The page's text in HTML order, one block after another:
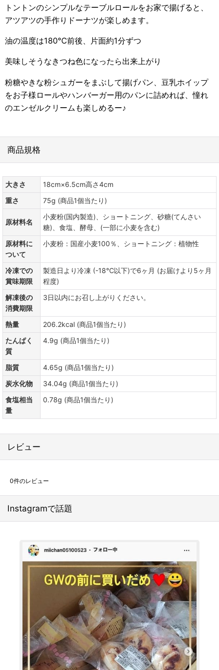
トントンのシンプルなテーブルロールをお家で揚げると、
アツアツの手作りドーナツが楽しめます。
油の温度は180℃前後、片面約1分ずつ
美味しそうなきつね色になったら出来上がり
粉糖やきな粉シュガーをまぶして揚げパン、豆乳ホイップ
をお子様ロールやハンバーガー用のパンに詰めれば、憧れ
のエンゼルクリームも楽しめるー♪
商品規格
大きさ
18cm×6.5cm高さ4cm
重さ
75g (商品1個当たり)
原材料名
小麦粉(国内製造)、ショートニング、砂糖(てんさい
糖)、食塩、酵母、(一部に小麦を含む)
原材料に
ついて
小麦粉：国産小麦100％、ショートニング：植物性
冷凍での
賞味期限
製造日より冷凍 (-18℃以下)で6ヶ月 (お届けより5ヶ月
程度)
解凍後の
消費期限
3日以内にお召し上がりください。
熱量
206.2kcal (商品1個当たり)
たんぱく
質
4.9g (商品1個当たり)
脂質
4.65g (商品1個当たり)
炭水化物
34.04g (商品1個当たり)
食塩相当
量
0.78g (商品1個当たり)
レビュー
0件のレビュー
Instagramで話題